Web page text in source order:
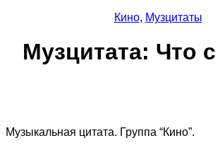
Кино, Музцитаты
Музцитата: Что
Музыкальная цитата. Группа “Кино”.